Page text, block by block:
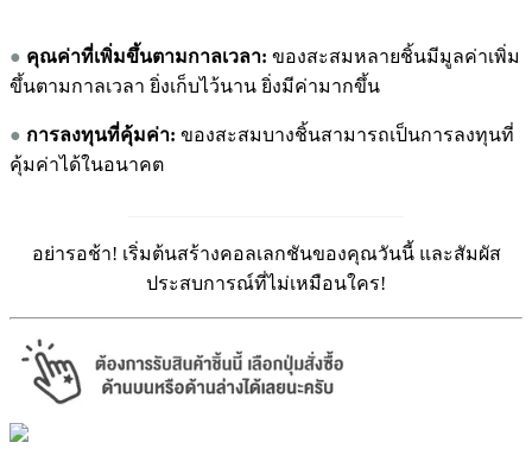
● คุณค่าที่เพิ่มขึ้นตามกาลเวลา: ของสะสมหลายชิ้นมีมูลค่าเพิ่ม
ขึ้นตามกาลเวลา ยิ่งเก็บไว้นาน ยิ่งมีค่ามากขึ้น
● การลงทุนที่คุ้มค่า: ของสะสมบางชิ้นสามารถเป็นการลงทุนที่
คุ้มค่าได้ในอนาคต
อย่ารอช้า! เริ่มต้นสร้างคอลเลกชันของคุณวันนี้ และสัมผัส
ประสบการณ์ที่ไม่เหมือนใคร!